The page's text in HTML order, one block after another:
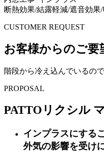
断熱効果/結露軽減/遮音効果
CUSTOMER REQUEST
お客様からのご要
階段から冷え込んでいるの
PROPOSAL
PATTOリクシル
インプラスにする
外気の影響を受け